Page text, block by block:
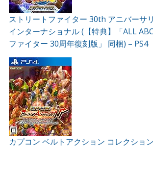
ストリートファイター 30th アニバーサ
インターナショナル (【特典】「ALL
ファイター 30周年復刻版」 同梱) – PS4
カプコン ベルトアクション コレクショ